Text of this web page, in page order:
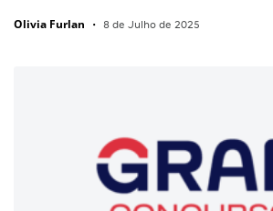
Olivia Furlan • 8 de Julho de 2025